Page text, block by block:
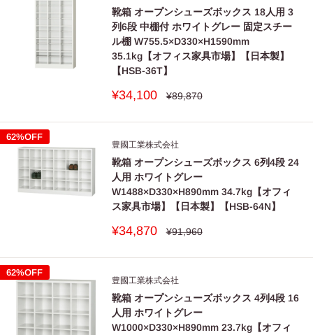
靴箱 オープンシューズボックス 18人用 3
列6段 中棚付 ホワイトグレー 固定スチー
ル棚 W755.5×D330×H1590mm
35.1kg【オフィス家具市場】【日本製】
【HSB-36T】
販
価
¥34,100
通
格
¥89,870
62%OFF
豊國工業株式会社
靴箱 オープンシューズボックス 6列4段 24
人用 ホワイトグレー
W1488×D330×H890mm 34.7kg【オフィ
ス家具市場】【日本製】【HSB-64N】
販
価
¥34,870
通
格
¥91,960
62%OFF
豊國工業株式会社
靴箱 オープンシューズボックス 4列4段 16
人用 ホワイトグレー
W1000×D330×H890mm 23.7kg【オフィ